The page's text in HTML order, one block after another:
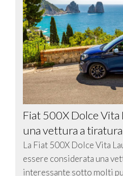
Fiat 500X Dolce Vita
una vettura a
La Fiat 500X Dolce Vita
essere considerata una
interessante sotto molti